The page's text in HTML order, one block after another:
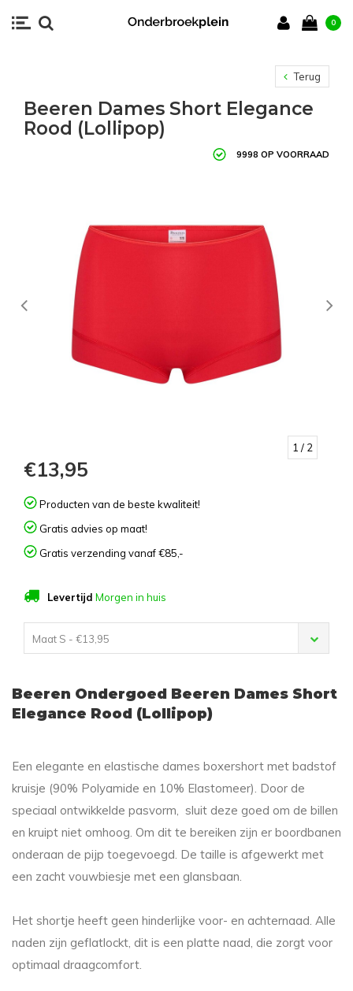
0
Terug
Beeren Dames Short Elegance
Rood (Lollipop)
9998 OP VOORRAAD
1 / 2
€13,95
Producten van de beste kwaliteit!
Gratis advies op maat!
Gratis verzending vanaf €85,-
Levertijd Morgen in huis
Maat S - €13,95
Beeren Ondergoed Beeren Dames Short
Elegance Rood (Lollipop)
Een elegante en elastische dames boxershort met badstof
kruisje (90% Polyamide en 10% Elastomeer). Door de
speciaal ontwikkelde pasvorm, sluit deze goed om de billen
en kruipt niet omhoog. Om dit te bereiken zijn er boordbanen
onderaan de pijp toegevoegd. De taille is afgewerkt met
een zacht vouwbiesje met een glansbaan.
Het shortje heeft geen hinderlijke voor- en achternaad. Alle
naden zijn geflatlockt, dit is een platte naad, die zorgt voor
optimaal draagcomfort.